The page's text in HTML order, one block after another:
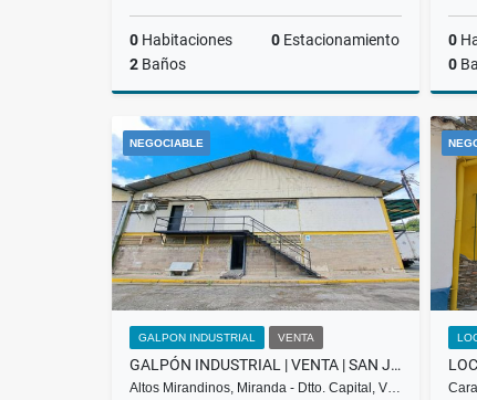
0 Habitaciones 0 Estacionamiento
2 Baños
Alquiler
US$200
0
0
NEGOCIABLE
GALPON INDUSTRIAL VENTA
GALPÓN INDUSTRIAL | VENTA | SAN JOSÉ DE LOS ALTOS | BGC-06-25
Altos Mirandinos, Miranda - Dtto. Capital, V…